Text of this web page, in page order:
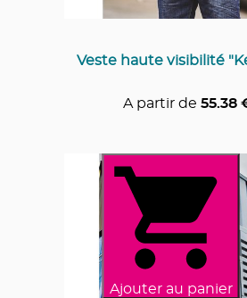
Veste haute visibilité
A partir de 55.38
Ajouter au panier